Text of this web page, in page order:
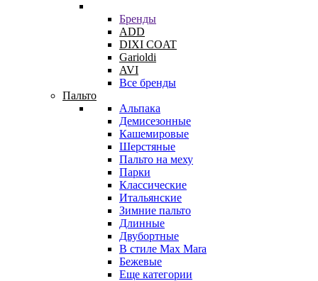
Бренды
ADD
DIXI COAT
Garioldi
AVI
Все бренды
Пальто
Альпака
Демисезонные
Кашемировые
Шерстяные
Пальто на меху
Парки
Классические
Итальянские
Зимние пальто
Длинные
Двубортные
В стиле Max Mara
Бежевые
Еще категории